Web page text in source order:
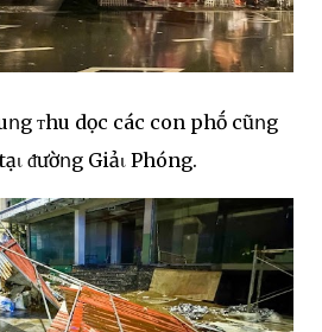
ᴛhu dọc các con phṓ cũոg
ᵭườոg Giảι Phóng.